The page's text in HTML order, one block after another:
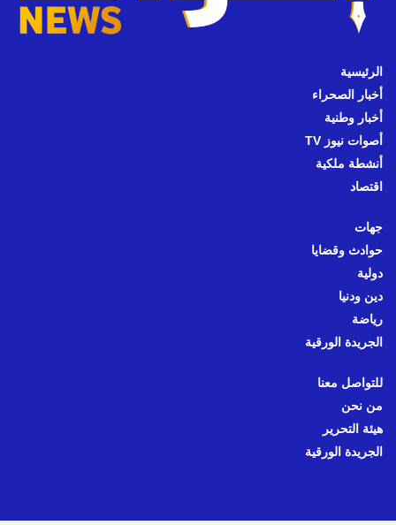
الرئيسية
أخبار الصحراء
أخبار وطنية
أصوات نيوز TV
أنشطة ملكية
اقتصاد
جهات
حوادث وقضايا
دولية
دين ودنيا
رياضة
الجريدة الورقية
للتواصل معنا
من نحن
هيئة التحرير
الجريدة الورقية